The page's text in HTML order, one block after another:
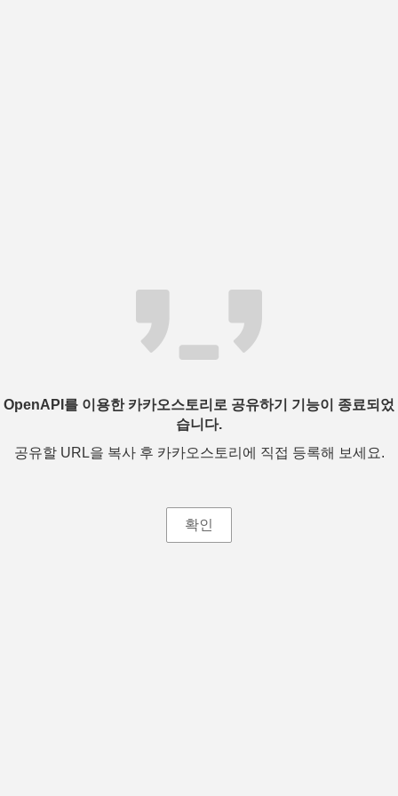
OpenAPI를 이용한 카카오스토리로 공유하기 기능이 종료되었
습니다.
공유할 URL을 복사 후 카카오스토리에 직접 등록해 보세요.
확인